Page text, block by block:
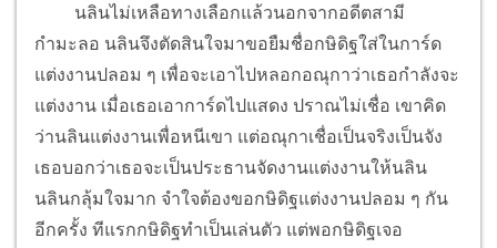
นลินไม่เหลือทางเลือกแล้วนอกจากอดีตสามี
กำมะลอ นลินจึงตัดสินใจมาขอยืมชื่อกษิดิฐใส่ในการ์ด
แต่งงานปลอม ๆ เพื่อจะเอาไปหลอกอณุกาว่าเธอกำลังจะ
แต่งงาน เมื่อเธอเอาการ์ดไปแสดง ปราณไม่เชื่อ เขาคิด
ว่านลินแต่งงานเพื่อหนีเขา แต่อณุกาเชื่อเป็นจริงเป็นจัง
เธอบอกว่าเธอจะเป็นประธานจัดงานแต่งงานให้นลิน
นลินกลุ้มใจมาก จำใจต้องขอกษิดิฐแต่งงานปลอม ๆ กัน
อีกครั้ง ทีแรกกษิดิฐทำเป็นเล่นตัว แต่พอกษิดิฐเจอ